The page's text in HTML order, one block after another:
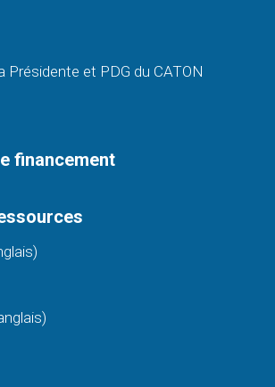
Présidente et PDG du CATON
financement